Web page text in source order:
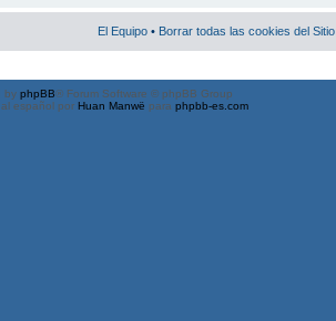
El Equipo • Borrar todas las cookies del Sitio
by phpBB® Forum Software © phpBB Group
español por Huan Manwë para phpbb-es.com